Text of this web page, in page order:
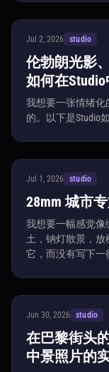
Jul 2, 2026 studio
伦勃朗光影
如何在
我想要一张情绪
的。以下是Studio
Jul 1, 2026 studio
28mm 城市
我想要一幅感觉
土，钠灯散景，放
它，而没有写下一
Jun 30, 2026 studio
在巴黎街头
中景照片的